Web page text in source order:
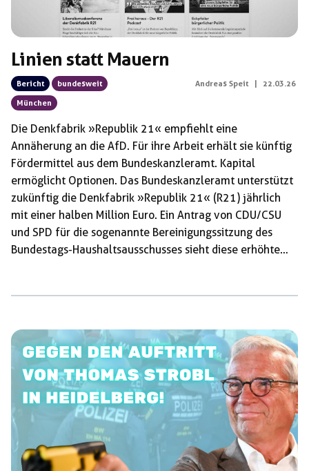
Linien statt Mauern
Bericht
bundesweit
München
Andreas Speit 22.03.26
Die Denkfabrik »Republik 21« empfiehlt eine
Annäherung an die AfD. Für ihre Arbeit erhält sie künftig
Fördermittel aus dem Bundeskanzleramt. Kapital
ermöglicht Optionen. Das Bundeskanzleramt unterstützt
zukünftig die Denkfabrik »Republik 21« (R21) jährlich
mit einer halben Million Euro. Ein Antrag von CDU/CSU
und SPD für die sogenannte Bereinigungssitzung des
Bundestags-Haushaltsausschusses sieht diese erhöhte
Richtungen auszuloten. Die Warnung der CDU-nahen
Konrad-Adenauer-Stiftung (KAS) vor einer Annäherung
an die »Alternative für Deutschland« (AfD) ist bei der
Union offenbar auf Missbilligung gestoßen. Angebot zur
Kooperation Die […]